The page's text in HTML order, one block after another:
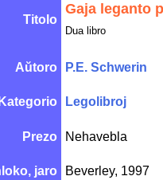
Titolo
Gaja leganto
Dua libro
Aŭtoro P.E. Schwerin
Kategorio Legolibroj
Prezo Nehavebla
jaro Beverley, 1997